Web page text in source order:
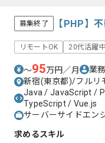
募集終了 【PHP】
リモートOK 20代活躍中
〜95万円／月 業
新宿(東京都)/フルリ
Java / JavaScript /
TypeScript / Vue.js
サーバーサイドエン
求めるスキル